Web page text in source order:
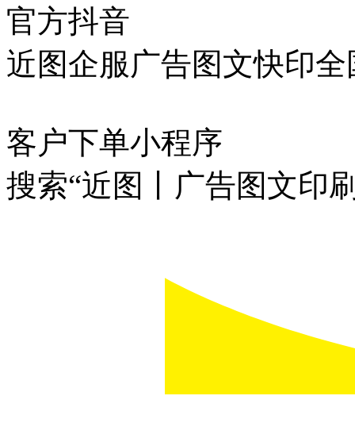
官方抖音
近图企服广告图文快印全
客户下单小程序
搜索“近图丨广告图文印